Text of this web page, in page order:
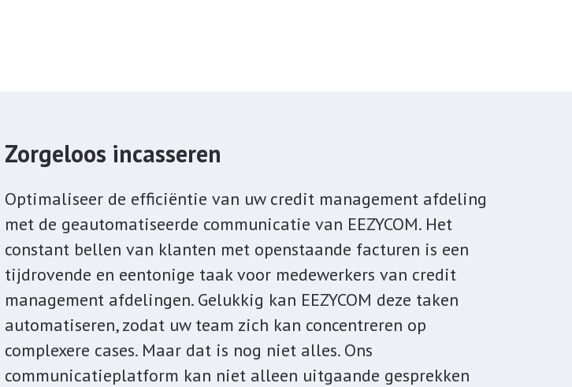
Zorgeloos incasseren
Optimaliseer de efficiëntie van uw credit management afdeling
met de geautomatiseerde communicatie van EEZYCOM. Het
constant bellen van klanten met openstaande facturen is een
tijdrovende en eentonige taak voor medewerkers van credit
management afdelingen. Gelukkig kan EEZYCOM deze taken
automatiseren, zodat uw team zich kan concentreren op
complexere cases. Maar dat is nog niet alles. Ons
communicatieplatform kan niet alleen uitgaande gesprekken